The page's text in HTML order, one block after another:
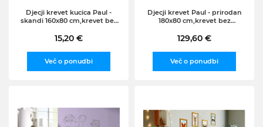
Djecji krevet kucica Paul -
skandi 160x80 cm,krevet bez
15,20 €
Več o ponudbi
Djecji krevet Paul - prirodan
180x80 cm,krevet bez
129,60 €
Več o ponudbi